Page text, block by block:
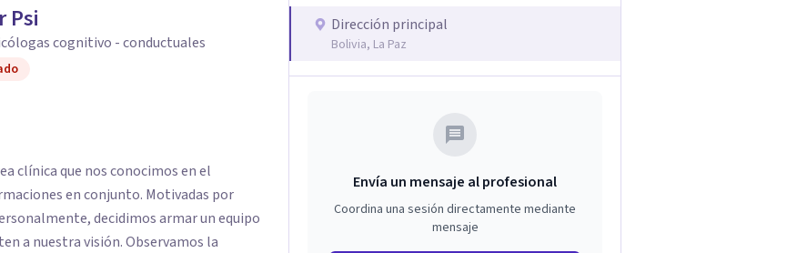
Psi
cognitivo - conductuales
que nos conocimos en el
en conjunto. Motivadas por
decidimos armar un equipo
visión. Observamos la
Dirección principal
Bolivia, La Paz
Envía un mensaje al profesional
Coordina una sesión directamente mediante
mensaje